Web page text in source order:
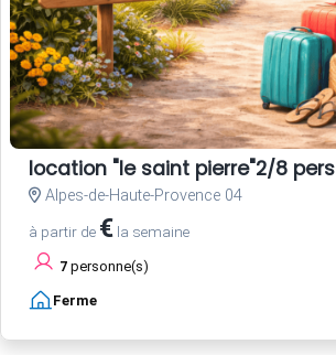
location "le saint pierre"2/8 pers
Alpes-de-Haute-Provence 04
à partir de € la semaine
7 personne(s)
Ferme